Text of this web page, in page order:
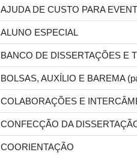
AJUDA DE CUSTO PARA
ALUNO ESPECIAL
BANCO DE DISSERTAÇÕES E
BOLSAS, AUXÍLIO E BAREMA
COLABORAÇÕES E
CONFECÇÃO DA
COORIENTAÇÃO